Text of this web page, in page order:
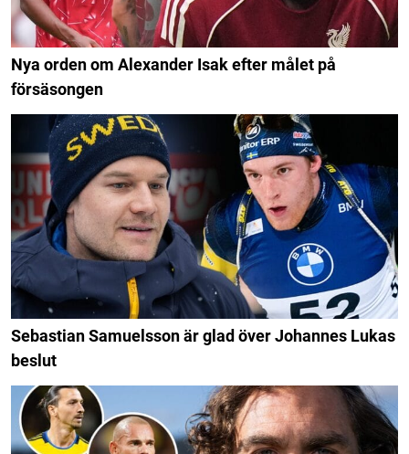
Nya orden om Alexander Isak efter målet på
försäsongen
Sebastian Samuelsson är glad över Johannes Lukas
beslut